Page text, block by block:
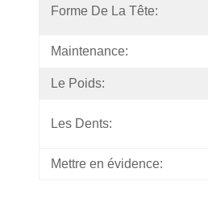
Forme De La Tête:
Maintenance:
Le Poids:
Les Dents:
Mettre en évidence: